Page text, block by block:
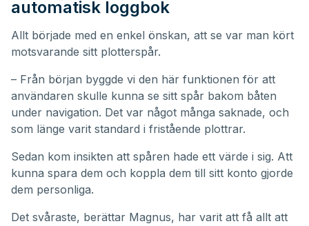
automatisk loggbok
Allt började med en enkel önskan, att se var man kört
motsvarande sitt plotterspår.
– Från början byggde vi den här funktionen för att
användaren skulle kunna se sitt spår bakom båten
under navigation. Det var något många saknade, och
som länge varit standard i fristående plottrar.
Sedan kom insikten att spåren hade ett värde i sig. Att
kunna spara dem och koppla dem till sitt konto gjorde
dem personliga.
Det svåraste, berättar Magnus, har varit att få allt att